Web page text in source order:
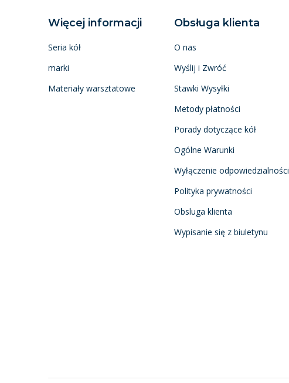
Więcej informacji
Seria kół
marki
Materiały warsztatowe
Obsługa klienta
O nas
Wyślij i Zwróć
Stawki Wysyłki
Metody płatności
Porady dotyczące kół
Ogólne Warunki
Wyłączenie odpowiedzialności
Polityka prywatności
Obsluga klienta
Wypisanie się z biuletynu